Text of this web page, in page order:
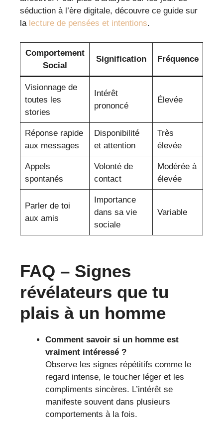
séduction à l’ère digitale, découvre ce guide sur
la lecture de pensées et intentions.
Comportement
Social
Signification Fréquence
Visionnage de
toutes les
stories
Intérêt
prononcé
Élevée
Réponse rapide
aux messages
Disponibilité
et attention
Très
élevée
Appels
spontanés
Volonté de
contact
Modérée à
élevée
Parler de toi
aux amis
Importance
dans sa vie
sociale
Variable
FAQ – Signes
révélateurs que tu
plais à un homme
Comment savoir si un homme est
vraiment intéressé ?
Observe les signes répétitifs comme le
regard intense, le toucher léger et les
compliments sincères. L’intérêt se
manifeste souvent dans plusieurs
comportements à la fois.